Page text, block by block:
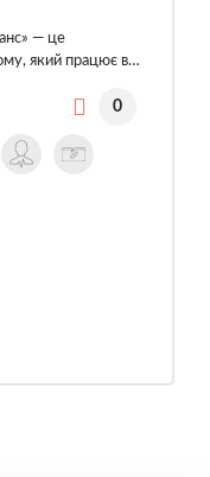
— це
який працює в…
0